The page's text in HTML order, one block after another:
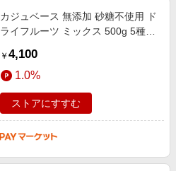
カジュベース 無添加 砂糖不使用 ド
ライフルーツ ミックス 500g 5種
サルタナレーズン トンプソンレー
￥ 4,100
1.0%
ストアにすすむ